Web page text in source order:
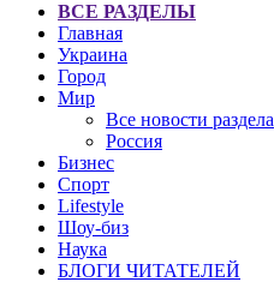
ВСЕ РАЗДЕЛЫ
Главная
Украина
Город
Мир
Все новости раздела
Россия
Бизнес
Спорт
Lifestyle
Шоу-биз
Наука
БЛОГИ ЧИТАТЕЛЕЙ